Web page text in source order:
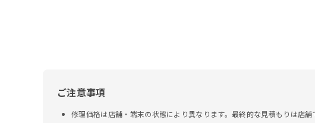
ご注意事項
修理価格は店舗・端末の状態により異なります。最終的な見積もりは店舗